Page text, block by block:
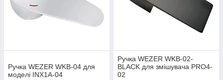
Ручка WEZER WKB-04 для
моделі INX1A-04
Ручка WEZER WKB-02-
ВLACK для змішувача PRO4-
02